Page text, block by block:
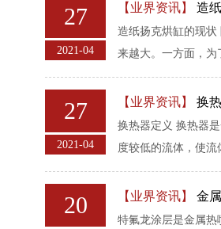
27
2021-04
【业界资讯】 造
造纸扬克烘缸的现状
来越大。一方面，为
27
2021-04
【业界资讯】 换
换热器定义 换热器
度较低的流体，使
20 【业界资讯】 金
特氟龙涂层是金属